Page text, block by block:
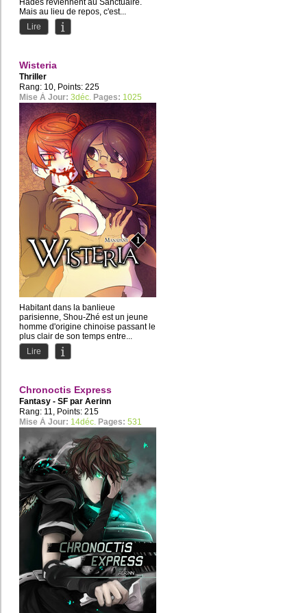
Hadès reviennent au Sanctuaire.
Mais au lieu de repos, c'est...
Lire
Wisteria
Thriller
Rang: 10, Points: 225
Mise À Jour: 3déc. Pages: 1025
Habitant dans la banlieue
parisienne, Shou-Zhé est un jeune
homme d'origine chinoise passant le
plus clair de son temps entre...
Lire
Chronoctis Express
Fantasy - SF par Aerinn
Rang: 11, Points: 215
Mise À Jour: 14déc. Pages: 531